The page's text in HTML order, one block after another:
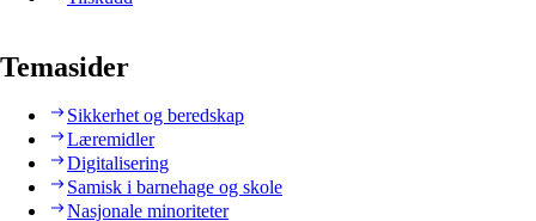
Temasider
Sikkerhet og beredskap
Læremidler
Digitalisering
Samisk i barnehage og skole
Nasjonale minoriteter